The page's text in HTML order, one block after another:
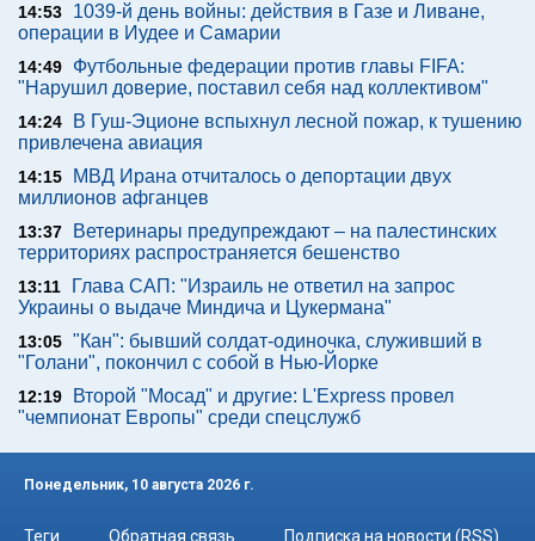
14:53
1039-й день войны: действия в Газе и Ливане,
операции в Иудее и Самарии
14:49
Футбольные федерации против главы FIFA:
"Нарушил доверие, поставил себя над коллективом"
14:24
В Гуш-Эционе вспыхнул лесной пожар, к тушению
привлечена авиация
14:15
МВД Ирана отчиталось о депортации двух
миллионов афганцев
13:37
Ветеринары предупреждают – на палестинских
территориях распространяется бешенство
13:11
Глава САП: "Израиль не ответил на запрос
Украины о выдаче Миндича и Цукермана"
13:05 "Кан": бывший солдат-одиночка, служивший в
"Голани", покончил с собой в Нью-Йорке
12:19
Второй "Мосад" и другие: L'Express провел
"чемпионат Европы" среди спецслужб
Понедельник, 10 августа 2026 г.
Теги Обратная связь Подписка на новости (RSS)